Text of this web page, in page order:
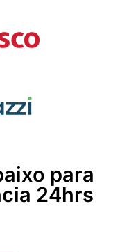
para
24hrs